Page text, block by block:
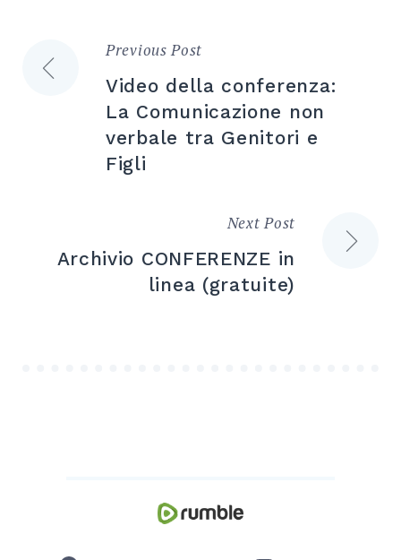
Navigazione
articoli
Previous Post
Video della conferenza:
La Comunicazione non
verbale tra Genitori e
Figli
Next Post
Archivio CONFERENZE in
linea (gratuite)